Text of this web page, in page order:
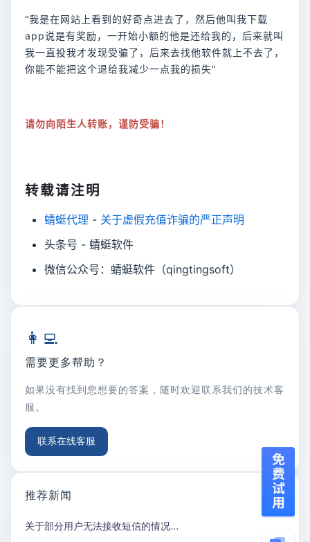
“我是在网站上看到的好奇点进去了，然后他叫我下载
app说是有奖励，一开始小额的他是还给我的，后来就叫
我一直投我才发现受骗了，后来去找他软件就上不去了，
你能不能把这个退给我减少一点我的损失”
请勿向陌生人转账，谨防受骗！
转载请注明
蜻蜓代理 - 关于虚假充值诈骗的严正声明
头条号 - 蜻蜓软件
微信公众号：蜻蜓软件（qingtingsoft）
👩‍💻
需要更多帮助？
如果没有找到您想要的答案，随时欢迎联系我们的技术客
服。
联系在线客服
推荐新闻
关于部分用户无法接收短信的情况...